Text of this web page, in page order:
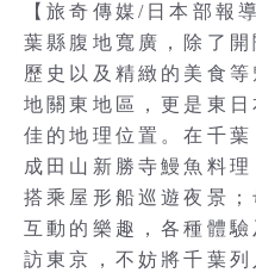
【旅奇傳媒/日本部報
葉縣腹地寬廣，除了
歷史以及精緻的美食
地關東地區，更是東
佳的地理位置。在千
成田山新勝寺鰻魚料
搭乘屋形船巡遊夜景
互動的樂趣，各種體
訪東京，不妨將千葉列